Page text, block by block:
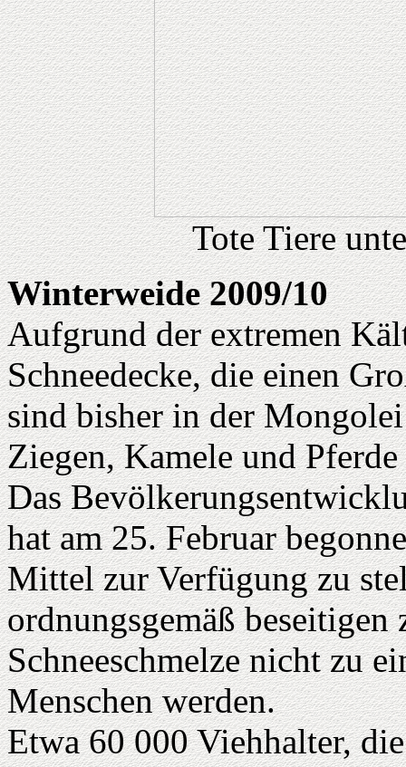
Tote Tiere
Winterweide 2009/10
Aufgrund der extremen
Schneedecke, die einen
sind bisher in der
Ziegen, Kamele und
Das
hat am 25. Februar
Mittel zur Verfügung zu
ordnungsgemäß
Schneeschmelze nicht zu
Menschen werden.
Etwa 60 000 Viehhalter,